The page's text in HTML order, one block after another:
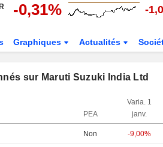
-0,31% -
Graphiques Actualités
sur Maruti Suzuki India Ltd
PEA
Varia. 1
janv.
Non -9,00%